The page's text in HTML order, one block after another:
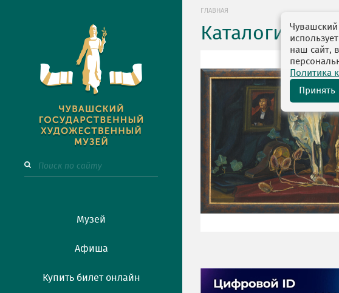
Музей
Афиша
Купить билет онлайн
ГЛАВНАЯ
Каталоги Чувашский
наш сайт,
Политика
Принять